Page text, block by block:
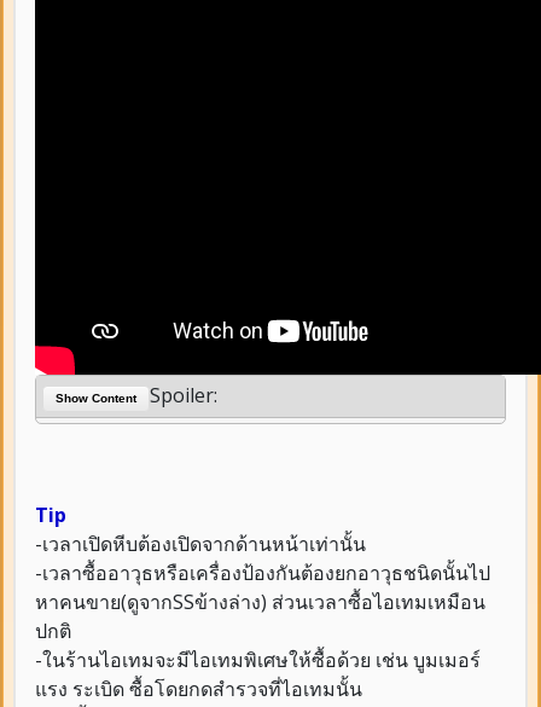
Show Content Spoiler:
Tip
-เวลาเปิดหีบต้องเปิดจากด้านหน้าเท่านั้น
-เวลาซื้ออาวุธหรือเครื่องป้องกันต้องยกอาวุธชนิดนั้นไป
หาคนขาย(ดูจากSSข้างล่าง) ส่วนเวลาซื้อไอเทมเหมือน
ปกติ
-ในร้านไอเทมจะมีไอเทมพิเศษให้ซื้อด้วย เช่น บูมเมอร์
แรง ระเบิด ซื้อโดยกดสำรวจที่ไอเทมนั้น